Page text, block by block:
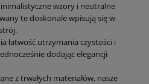
wzory i neutralne
te doskonale wpisują się w
łatwość utrzymania czystości i
dodając elegancji
z trwałych materiałów, nasze